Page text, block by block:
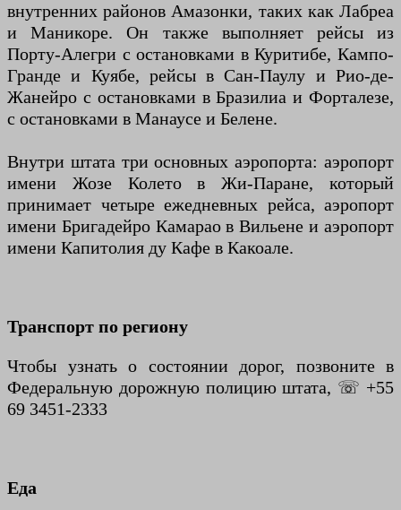
внутренних районов Амазонки, таких как Лабреа
и Маникоре. Он также выполняет рейсы из
Порту-Алегри с остановками в Куритибе, Кампо-
Гранде и Куябе, рейсы в Сан-Паулу и Рио-де-
Жанейро с остановками в Бразилиа и Форталезе,
с остановками в Манаусе и Белене.
Внутри штата три основных аэропорта: аэропорт
имени Жозе Колето в Жи-Паране, который
принимает четыре ежедневных рейса, аэропорт
имени Бригадейро Камарао в Вильене и аэропорт
имени Капитолия ду Кафе в Какоале.
Транспорт по региону
Чтобы узнать о состоянии дорог, позвоните в
Федеральную дорожную полицию штата, ☏ +55
69 3451-2333
Еда